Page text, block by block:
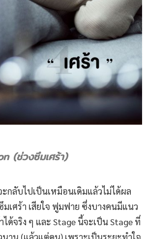
(ช่วงซึมเศร้า)
กลับไปเป็นเหมือนเดิมแล้วไม่ได้ผล
มเศร้า เสียใจ ฟูมฟาย ซึ่งบางคนมีแนว
ได้จริง ๆ และ Stage นี้จะเป็น Stage ที่